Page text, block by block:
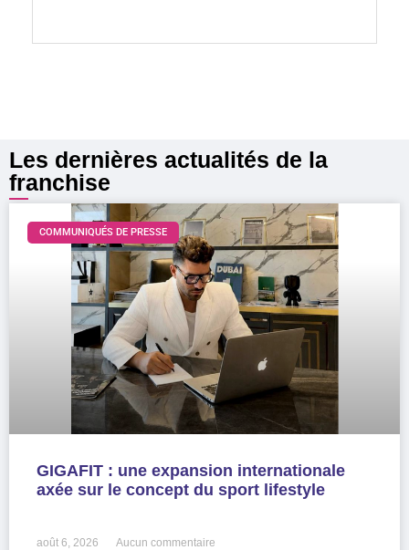
Les dernières actualités de la
franchise
COMMUNIQUÉS DE PRESSE
GIGAFIT : une expansion internationale
axée sur le concept du sport lifestyle
août 6, 2026 Aucun commentaire